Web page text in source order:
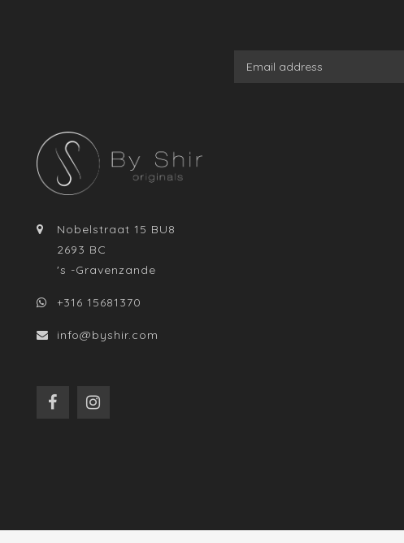
Nobelstraat 15 BU8
2693 BC
's -Gravenzande
+316 15681370
info@byshir.com